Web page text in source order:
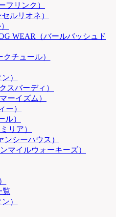
フリンク）
ルリオネ）
WEAR（バールバッシュド
クチュール）
）
スバーディ）
ーイズム）
ー）
ル）
リア）
ンシーハウス）
マイルウォーキーズ）
覧
）